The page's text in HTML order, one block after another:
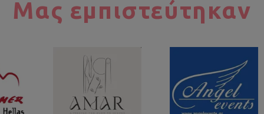
Μας εμπιστεύτηκαν